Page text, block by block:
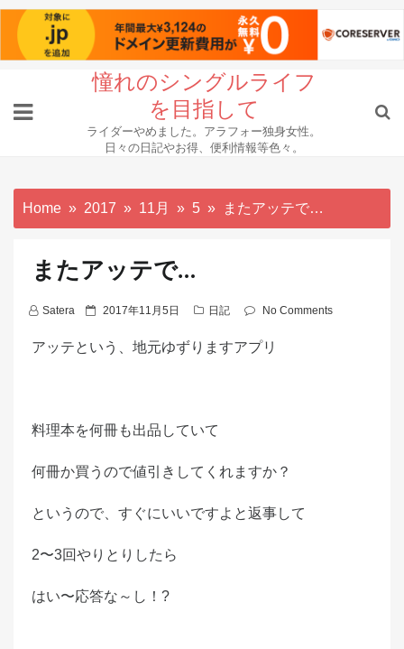
content
憧れのシングルライフ
を目指して
ライダーやめました。アラフォー独身女性。
日々の日記やお得、便利情報等色々。
Home 2017 11月 5 またアッテで…
またアッテで…
Satera
P
s
o
2017年11月5日 日記 No Comments
アッテという、地元ゆずりますアプリ
料理本を何冊も出品していて
何冊か買うので値引きしてくれますか？
というので、すぐにいいですよと返事して
2〜3回やりとりしたら
はい〜応答な～し！?